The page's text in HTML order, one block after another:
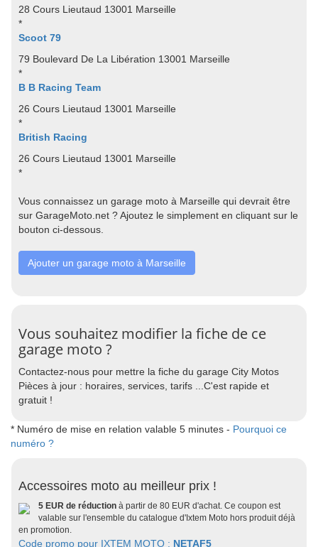
28 Cours Lieutaud 13001 Marseille
*
Scoot 79
79 Boulevard De La Libération 13001 Marseille
*
B B Racing Team
26 Cours Lieutaud 13001 Marseille
*
British Racing
26 Cours Lieutaud 13001 Marseille
*
Vous connaissez un garage moto à Marseille qui devrait être
sur GarageMoto.net ? Ajoutez le simplement en cliquant sur le
bouton ci-dessous.
Ajouter un garage moto à Marseille
Vous souhaitez modifier la fiche de ce
garage moto ?
Contactez-nous pour mettre la fiche du garage City Motos
Pièces à jour : horaires, services, tarifs ...C'est rapide et
gratuit !
* Numéro de mise en relation valable 5 minutes - Pourquoi ce
numéro ?
Accessoires moto au meilleur prix !
5 EUR de réduction à partir de 80 EUR d'achat. Ce coupon est
valable sur l'ensemble du catalogue d'Ixtem Moto hors produit déjà
en promotion.
Code promo pour IXTEM MOTO : NETAF5